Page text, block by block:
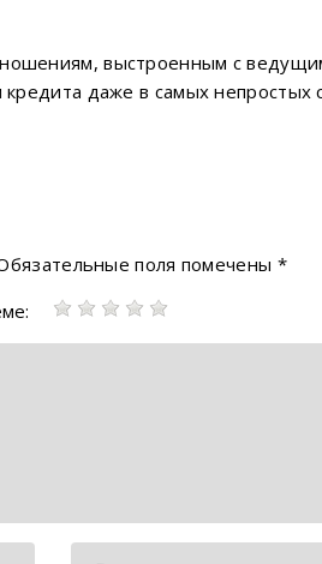
выстроенным с
даже в самых непростых
поля помечены *